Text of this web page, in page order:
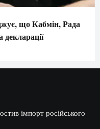
що Кабмін, Рада
імпорт російського